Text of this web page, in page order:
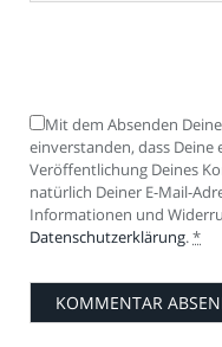
Mit dem Absenden
einverstanden, dass Deine
Veröffentlichung Deines
natürlich Deiner E-Mail-
Informationen und
Datenschutzerklärung.*